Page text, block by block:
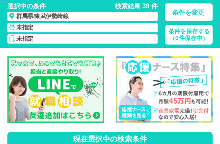
選択中の条件 検索結果 39 件
群馬県/東武伊勢崎線
未指定
未指定
条件を変更
条件を保存する
（0件保存中）
群馬県/東武伊勢崎線/正社員・パート・応援ナース・派遣の
看護師求人・派遣・転職・募集一覧
現在選択中の検索条件